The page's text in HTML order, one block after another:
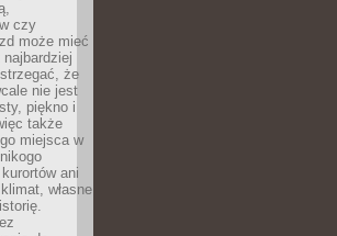
czy
może mieć
że
nie jest
piękno i
także
miejsca w
ani
własne